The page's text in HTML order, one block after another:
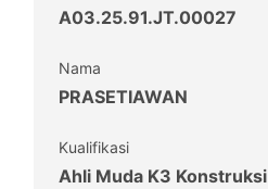
A03.25.91.JT.00027
Nama
PRASETIAWAN
Kualifikasi
Ahli Muda K3 Konstruksi